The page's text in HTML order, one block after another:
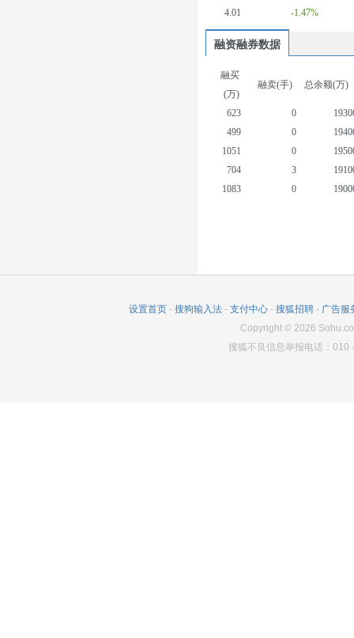
4.01
-1.47%
融资融券数据
融买
(万)
融卖(手) 总余额(万)
623 0
499
0
1051
0
704
3
1083
0
设置首页 - 搜狗输入法 - 支付中心 - 搜狐招聘 - 广告服
Copyright© 2026
搜狐不良信息举报电话：010